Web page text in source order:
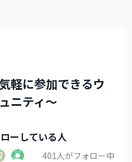
軽に参加できるウ
ニティ～
ーしている人
401 人がフォロー中